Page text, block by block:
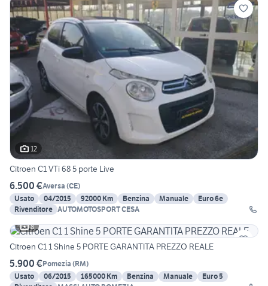
12
Citroen C1 VTi 68 5 porte Live
6.500 €Aversa (CE)
Usato
04/2015 92000 Km Benzina Manuale
Euro 6e
Rivenditore AUTOMOTOSPORT CESA
8
Citroen C1 1 Shine 5 PORTE GARANTITA PREZZO REALE
5.900 €Pomezia (RM)
Usato
06/2015 165000 Km Benzina Manuale
Euro 5